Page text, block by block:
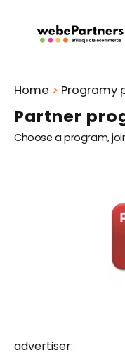
Partner
Choose a program,
Home > Programy
advertiser: